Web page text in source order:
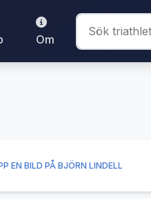
Om
EN BILD PÅ BJÖRN LINDELL